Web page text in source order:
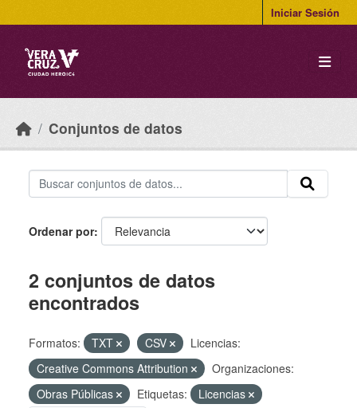
Iniciar Sesión
Conjuntos de datos
Ordenar por
2 conjuntos de datos
encontrados
Formatos: TXT CSV
Licencias:
Creative Commons Attribution
Organizaciones:
Obras Públicas
Etiquetas:
Licencias